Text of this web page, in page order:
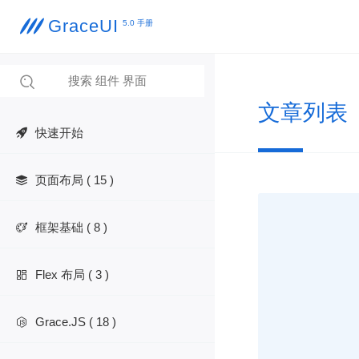
 GraceUI 5.0 手册

快速开始
 页面布局 ( 15 )
 框架基础 ( 8 )
 Flex 布局 ( 3 )
 Grace.JS ( 18 )
文章列表